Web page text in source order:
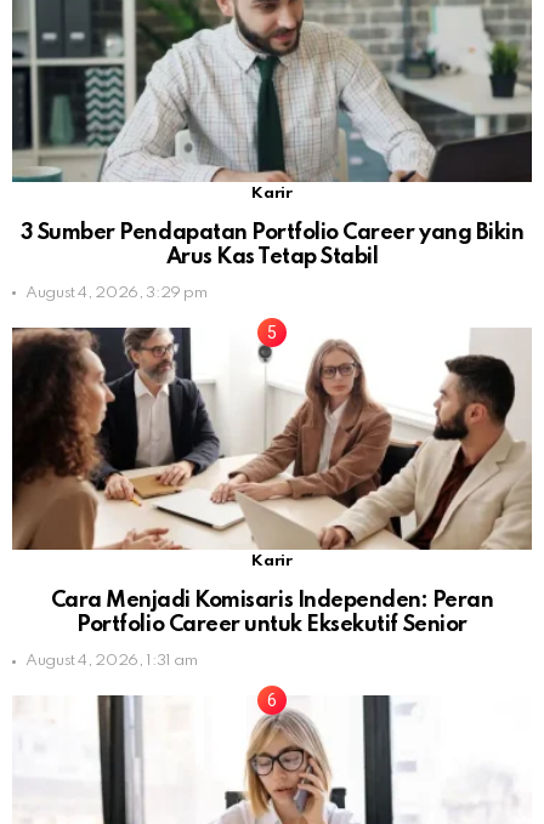
Karir
3 Sumber Pendapatan Portfolio Career yang Bikin
Arus Kas Tetap Stabil
August 4, 2026, 3:29 pm
Karir
Cara Menjadi Komisaris Independen: Peran
Portfolio Career untuk Eksekutif Senior
August 4, 2026, 1:31 am